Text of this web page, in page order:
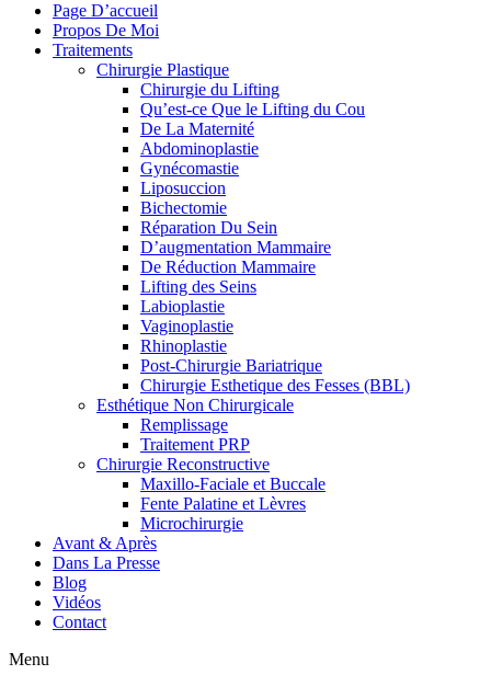
Page D’accueil
Propos De Moi
Traitements
Chirurgie Plastique
Chirurgie du Lifting
Qu’est-ce Que le Lifting du Cou
De La Maternité
Abdominoplastie
Gynécomastie
Liposuccion
Bichectomie
Réparation Du Sein
D’augmentation Mammaire
De Réduction Mammaire
Lifting des Seins
Labioplastie
Vaginoplastie
Rhinoplastie
Post-Chirurgie Bariatrique
Chirurgie Esthetique des Fesses (BBL)
Esthétique Non Chirurgicale
Remplissage
Traitement PRP
Chirurgie Reconstructive
Maxillo-Faciale et Buccale
Fente Palatine et Lèvres
Microchirurgie
Avant & Après
Dans La Presse
Blog
Vidéos
Contact
Menu